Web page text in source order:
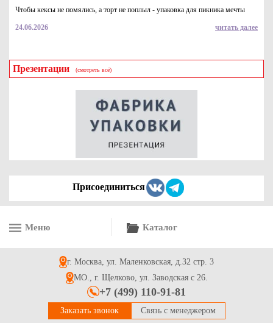
Пакет для магазинов бумажный пищевой с плоской ручкой
белый, крафт пакет с плоской ручкой, пакет для покупок с
плоской ручкой, 1 сл 430*320*170
Пакет бумажный серия FUPECO Крафт большой с кручеными
Чтобы кексы не помялись, а торт не поплыл - упаковка для пикника мечты
24.06.2026 читать далее
Презентации (смотреть всё)
Присоединиться
Меню Каталог
г. Москва, ул. Маленковская, д.32 стр. 3
МО., г. Щелково, ул. Заводская с 26.
+7 (499) 110-91-81
Заказать звонок Связь с менеджером